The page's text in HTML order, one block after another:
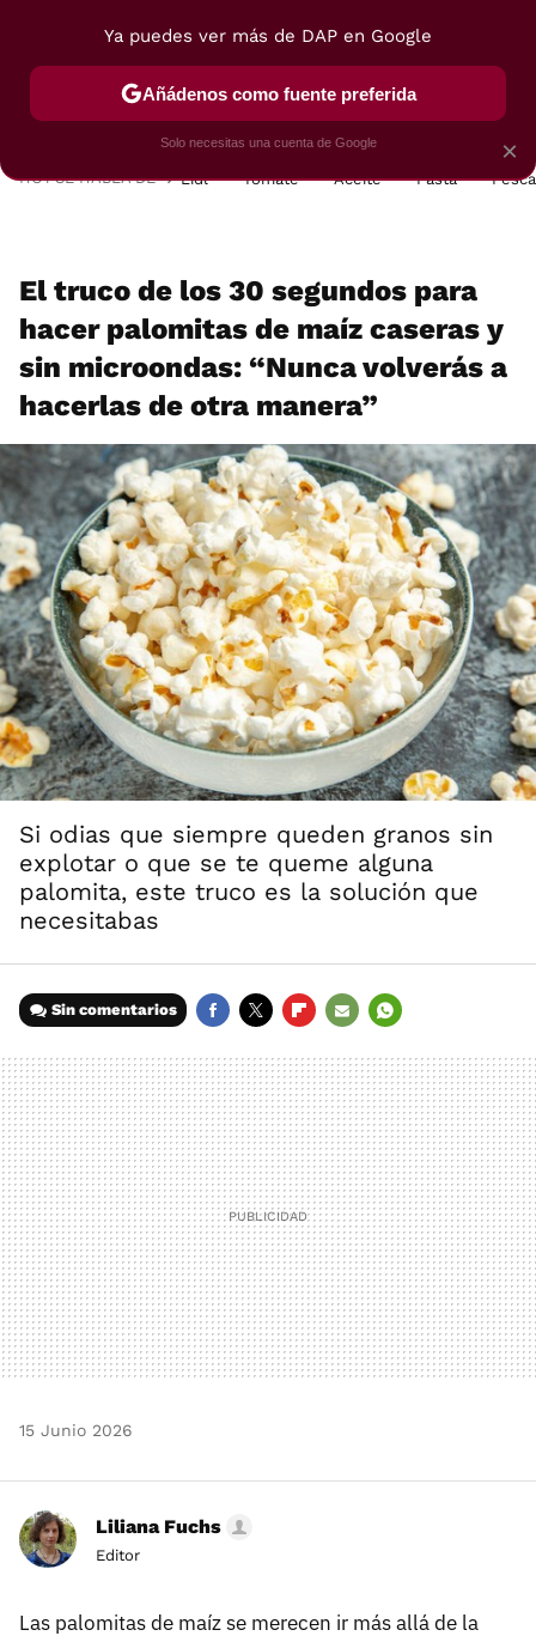
POSTRES VIAJES SELECCIÓN VEGUI
HOY SE HABLA DE Lidl Tomate Aceite Pasta
El truco de los 30 segundos para
hacer palomitas de maíz caseras y
sin microondas: “Nunca volverás a
hacerlas de otra manera”
Si odias que siempre queden granos sin
explotar o que se te queme alguna
palomita, este truco es la solución que
necesitabas
Sin comentarios
MAIL
15 Junio 2026
Liliana Fuchs
Editor
Las palomitas de maíz se merecen ir más allá de la
×
Ya puedes ver más de DAP en Google
Añádenos como fuente preferida
Solo necesitas una cuenta de Google